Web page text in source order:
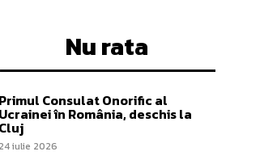
Nu rata
Primul Consulat Onorific al
Ucrainei în România, deschis la
Cluj
24 iulie 2026